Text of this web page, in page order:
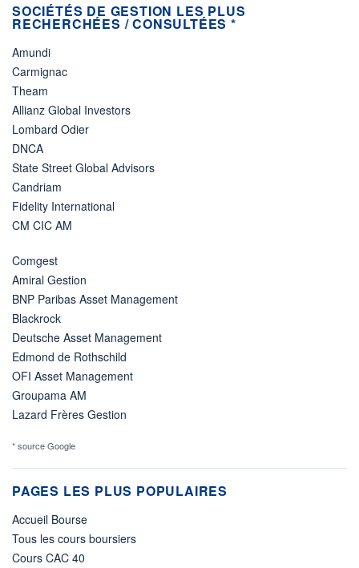
SOCIÉTÉS DE GESTION LES PLUS
RECHERCHÉES / CONSULTÉES *
Amundi
Carmignac
Theam
Allianz Global Investors
Lombard Odier
DNCA
State Street Global Advisors
Candriam
Fidelity International
CM CIC AM
Comgest
Amiral Gestion
BNP Paribas Asset Management
Blackrock
Deutsche Asset Management
Edmond de Rothschild
OFI Asset Management
Groupama AM
Lazard Frères Gestion
* source Google
PAGES LES PLUS POPULAIRES
Accueil Bourse
Tous les cours boursiers
Cours CAC 40